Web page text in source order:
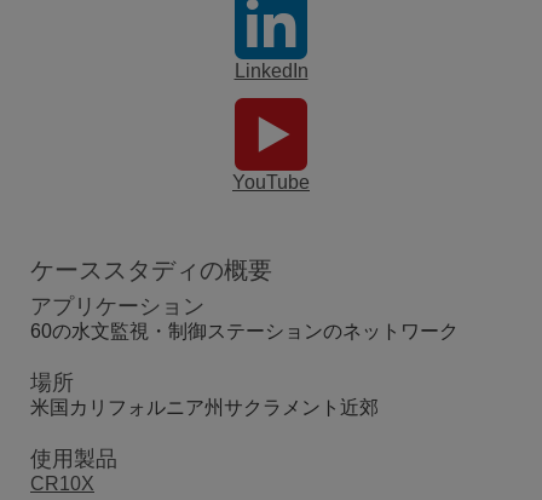
LinkedIn
YouTube
ケーススタディの概要
アプリケーション
60の水文監視・制御ステーションのネットワーク
場所
米国カリフォルニア州サクラメント近郊
使用製品
CR10X